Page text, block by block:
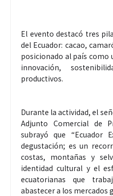
El evento destacó tres
del Ecuador: cacao,
posicionado al país como
innovación,
productivos.
Durante la actividad, el
Adjunto Comercial de
subrayó que “Ecuador
degustación; es un
costas, montañas y
identidad cultural y el
ecuatorianas que
abastecer a los mercados